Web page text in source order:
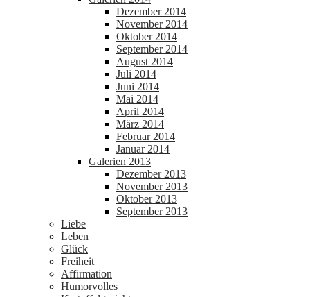
Dezember 2014
November 2014
Oktober 2014
September 2014
August 2014
Juli 2014
Juni 2014
Mai 2014
April 2014
März 2014
Februar 2014
Januar 2014
Galerien 2013
Dezember 2013
November 2013
Oktober 2013
September 2013
Liebe
Leben
Glück
Freiheit
Affirmation
Humorvolles